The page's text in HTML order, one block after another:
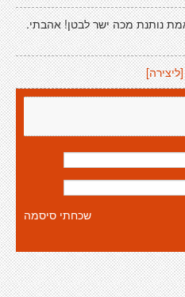
נותנת מכה ישר לבטן! אהבתי.
[ליצירה]
שכחתי סיסמה